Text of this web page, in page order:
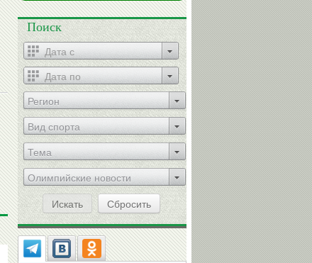
Поиск
Регион
Вид спорта
Тема
Олимпийские новости
Искать
Сбросить